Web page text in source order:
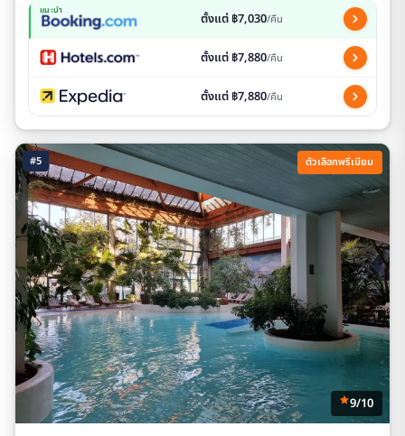
แนะนำ ตั้งแต่ ฿7,030/คืน
ตั้งแต่ ฿7,880/คืน
ตั้งแต่ ฿7,880/คืน
#5 ตัวเลือกพรีเมียม
9/10